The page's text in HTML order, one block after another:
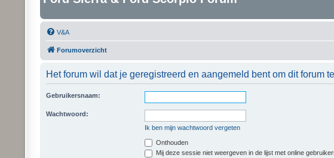
V&A
Forumoverzicht
Het forum wil dat je geregistreerd en aangemeld bent om dit forum
Gebruikersnaam:
Wachtwoord:
Ik ben mijn wachtwoord vergeten
Onthouden
Mij deze sessie niet weergeven in de lijst met online